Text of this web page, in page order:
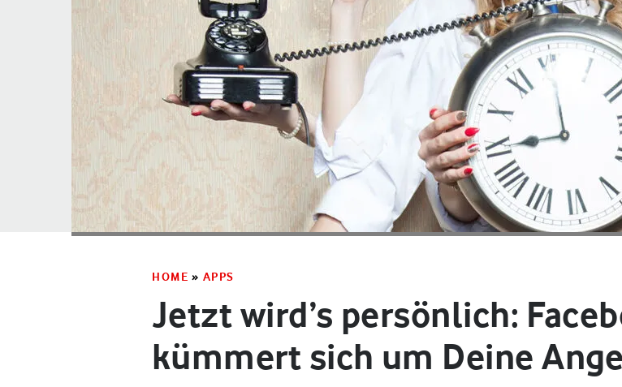
HOME » APPS
Jetzt wird’s persönlich:
kümmert sich um Deine